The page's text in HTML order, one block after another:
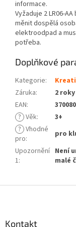
informace.
Vyžaduje 2 LR06-
měnit dospělá
elektroodpad a
potřeba.
Doplňkové
Kategorie:
Záruka:
2 roky
EAN:
? Věk:
3+
? Vhodné
pro:
pro
Upozornění
1:
Není
malé
Kontakt